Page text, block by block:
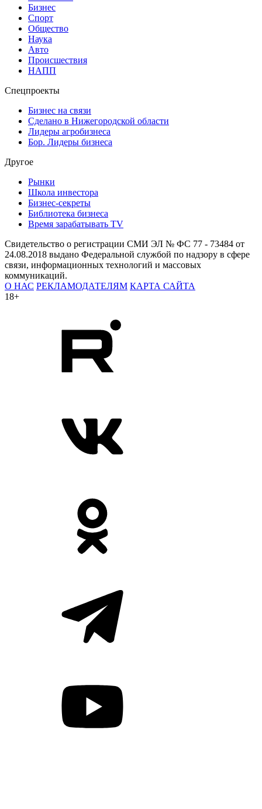
Бизнес
Спорт
Общество
Наука
Авто
Происшествия
НАПП
Спецпроекты
Бизнес на связи
Сделано в Нижегородской области
Лидеры агробизнеса
Бор. Лидеры бизнеса
Другое
Рынки
Школа инвестора
Бизнес-секреты
Библиотека бизнеса
Время зарабатывать TV
Свидетельство о регистрации СМИ ЭЛ № ФС 77 - 73484 от
24.08.2018 выдано Федеральной службой по надзору в сфере
связи, информационных технологий и массовых
коммуникаций.
О НАС РЕКЛАМОДАТЕЛЯМ КАРТА САЙТА
18+